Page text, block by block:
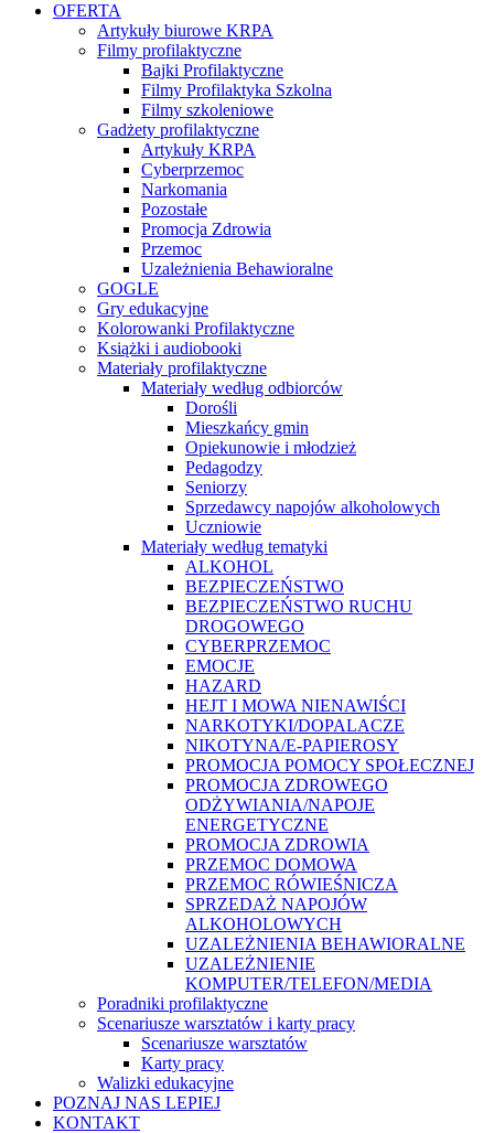
OFERTA
Artykuły biurowe KRPA
Filmy profilaktyczne
Bajki Profilaktyczne
Filmy Profilaktyka Szkolna
Filmy szkoleniowe
Gadżety profilaktyczne
Artykuły KRPA
Cyberprzemoc
Narkomania
Pozostałe
Promocja Zdrowia
Przemoc
Uzależnienia Behawioralne
GOGLE
Gry edukacyjne
Kolorowanki Profilaktyczne
Książki i audiobooki
Materiały profilaktyczne
Materiały według odbiorców
Dorośli
Mieszkańcy gmin
Opiekunowie i młodzież
Pedagodzy
Seniorzy
Sprzedawcy napojów alkoholowych
Uczniowie
Materiały według tematyki
ALKOHOL
BEZPIECZEŃSTWO
BEZPIECZEŃSTWO RUCHU
DROGOWEGO
CYBERPRZEMOC
EMOCJE
HAZARD
HEJT I MOWA NIENAWIŚCI
NARKOTYKI/DOPALACZE
NIKOTYNA/E-PAPIEROSY
PROMOCJA POMOCY SPOŁECZNEJ
PROMOCJA ZDROWEGO
ODŻYWIANIA/NAPOJE
ENERGETYCZNE
PROMOCJA ZDROWIA
PRZEMOC DOMOWA
PRZEMOC RÓWIEŚNICZA
SPRZEDAŻ NAPOJÓW
ALKOHOLOWYCH
UZALEŻNIENIA BEHAWIORALNE
UZALEŻNIENIE
KOMPUTER/TELEFON/MEDIA
Poradniki profilaktyczne
Scenariusze warsztatów i karty pracy
Scenariusze warsztatów
Karty pracy
Walizki edukacyjne
POZNAJ NAS LEPIEJ
KONTAKT